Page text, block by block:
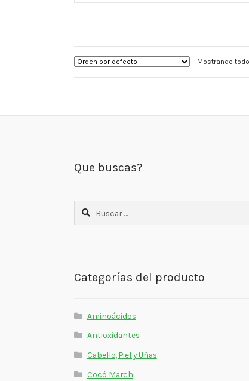
Mostrando
Que buscas?
Buscar:
Categorías del producto
Aminoácidos
Antioxidantes
Cabello, Piel y Uñas
Cocó March